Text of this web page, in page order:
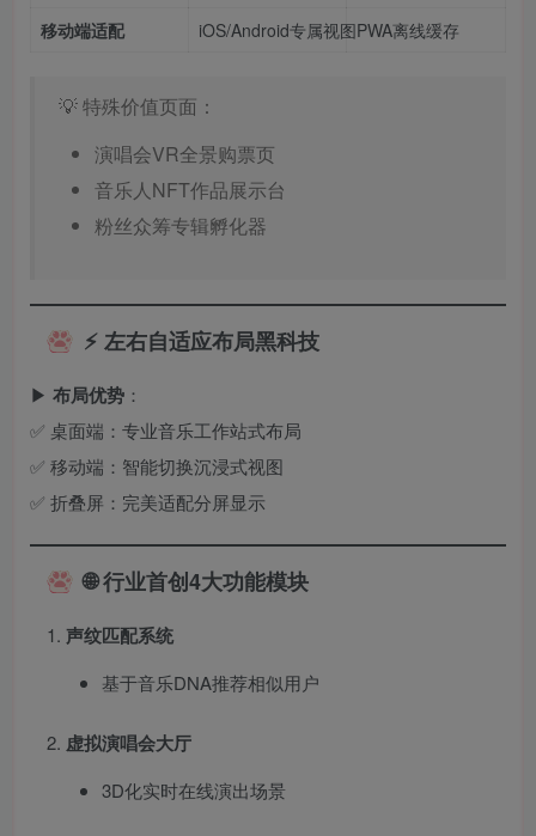
移动端适配
iOS/Android专属视图PWA离线缓存
💡 特殊价值页面：
演唱会VR全景购票页
音乐人NFT作品展示台
粉丝众筹专辑孵化器
⚡ 左右自适应布局黑科技
▶ ​ 布局优势 ：
✅ 桌面端：专业音乐工作站式布局
✅ 移动端：智能切换沉浸式视图
✅ 折叠屏：完美适配分屏显示
🌐 行业首创4大功能模块
声纹匹配系统
基于音乐DNA推荐相似用户
虚拟演唱会大厅
3D化实时在线演出场景